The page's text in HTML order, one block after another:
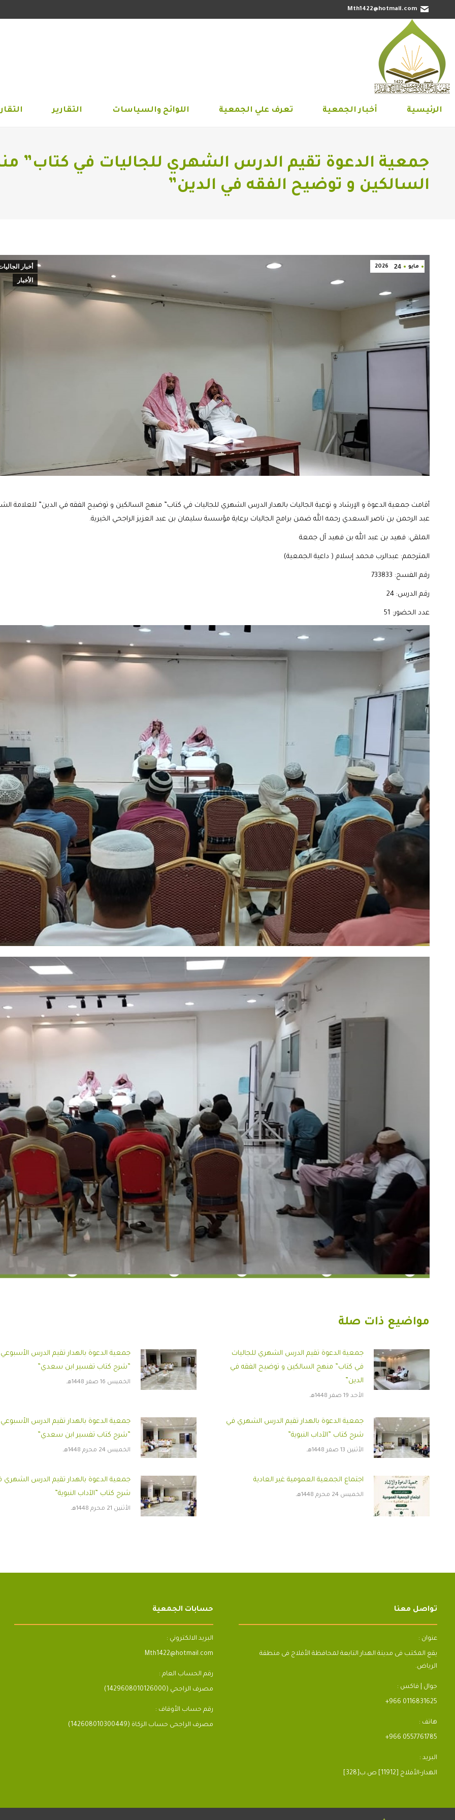
Mth1422@hotmail.com
الرئيسية أخبار الجمعية تعرف علي الجمعية اللوائح والسياسات التقارير
جمعية الدعوة تقيم الدرس الشهري للجاليات في كتاب”
السالكين و توضيح الفقه في الدين”
مايو 24
2026
أخبار
الأخبار
أقامت جمعية الدعوة و الإرشاد و توعية الجاليات بالهدار الدرس الشهري للجاليات في كتاب” منهج السالكين و توضيح الفقه في الدين” للعلامة
عبد الرحمن بن ناصر السعدي رحمه الله ضمن برامج الجاليات برعاية مؤسسة سليمان بن عبد العزيز الراجحي الخيرية.
الملقي: فهيد بن عبد الله بن فهيد آل جمعة
المترجمم: عبدالرب محمد إسلام ( داعية الجمعية)
رقم الفسح: 733833
رقم الدرس: 24
عدد الحضور: 51
مواضيع ذات صلة
جمعية الدعوة تقيم الدرس الشهري للجاليات
في كتاب” منهج السالكين و توضيح الفقه في
الدين”
الأحد 19 صفر 1448هـ
جمعية الدعوة بالهدار تقيم الدرس
”شرح كتاب تفسير ابن سعدي”
الخميس 16 صفر 1448هـ
جمعية الدعوة بالهدار تقيم الدرس الشهري في
شرح كتاب ”الآداب النبوية”
الأثنين 13 صفر 1448هـ
جمعية الدعوة بالهدار تقيم الدرس
”شرح كتاب تفسير ابن سعدي”
الخميس 24 محرم 1448هـ
اجتماع الجمعية العمومية غير العادية
الخميس 24 محرم 1448هـ
جمعية الدعوة بالهدار تقيم الدرس الشهري
شرح كتاب ”الآداب النبوية”
الأثنين 21 محرم 1448هـ
تواصل معنا
عنوان :
يقع المكتب فى مدينة الهدار التابعة لمحافظة الأفلاج فى منطقة
الرياض.
جوال | فاكس :
+966 0116831625
هاتف :
+966 0557761785
البريد :
[328]الهدار-الأفلاج [11912] ص.ب
حسابات الجمعية
البريد الالكتروني :
Mth1422@hotmail.com
رقم الحساب العام :
مصرف الراجحي (1429608010126000)
رقم حساب الأوقاف :
مصرف الراجحى حساب الزكاة (142608010300449)
الرئيسية أخبار الجمعية تعرف علي الجمعية اللوائح والسياسات التقارير